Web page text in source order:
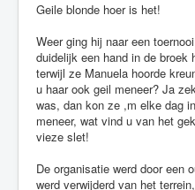
Geile blonde hoer is het!
Weer ging hij naar een
duidelijk een hand in de
terwijl ze Manuela hoorde
u haar ook geil meneer? Ja
was, dan kon ze ,m elke dag
meneer, wat vind u van het
vieze slet!
De organisatie werd door een
werd verwijderd van het